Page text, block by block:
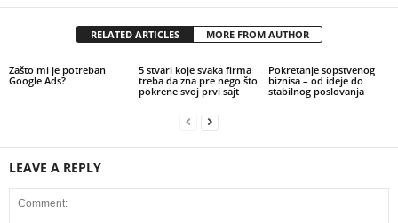
RELATED ARTICLES MORE FROM AUTHOR
Zašto mi je potreban
Google Ads?
5 stvari koje svaka firma
treba da zna pre nego što
pokrene svoj prvi sajt
Pokretanje sopstvenog
biznisa – od ideje do
stabilnog poslovanja
LEAVE A REPLY